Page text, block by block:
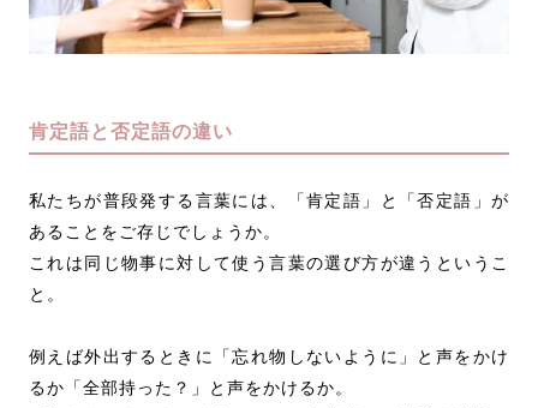
肯定語と否定語の違い
私たちが普段発する言葉には、「肯定語」と「否定語」が
あることをご存じでしょうか。
これは同じ物事に対して使う言葉の選び方が違うというこ
と。
例えば外出するときに「忘れ物しないように」と声をかけ
るか「全部持った？」と声をかけるか。